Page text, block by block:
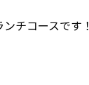
チコースです！